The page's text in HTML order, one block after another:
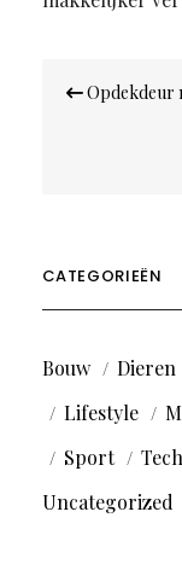
navigatie
Opdekdeur
CATEGORIEËN
Bouw Dieren
Lifestyle
Sport
Uncategorized